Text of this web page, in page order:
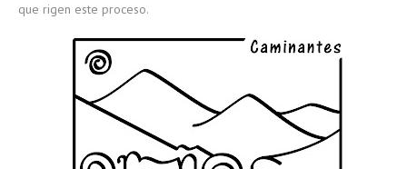
que rigen este proceso.